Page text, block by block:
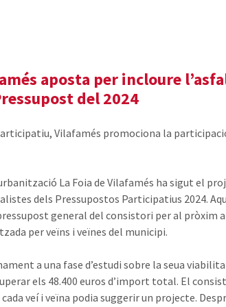
aposta per incloure
del 2024
Vilafamés promociona la
La Foia de Vilafamés ha sigut el
dels Pressupostos Participatius 2024.
general del consistori per al pròxim
per veïns i veïnes del municipi.
a una fase d’estudi sobre la seua
els 48.400 euros d’import total. El
veí i veïna podia suggerir un projecte.